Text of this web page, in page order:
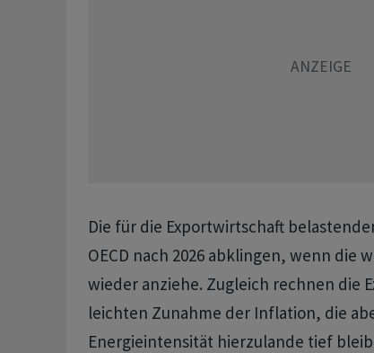
Die für die Exportwirtschaft
OECD nach 2026 abklingen, wenn die
wieder anziehe. Zugleich rechnen die
leichten Zunahme der Inflation, die
Energieintensität hierzulande tief